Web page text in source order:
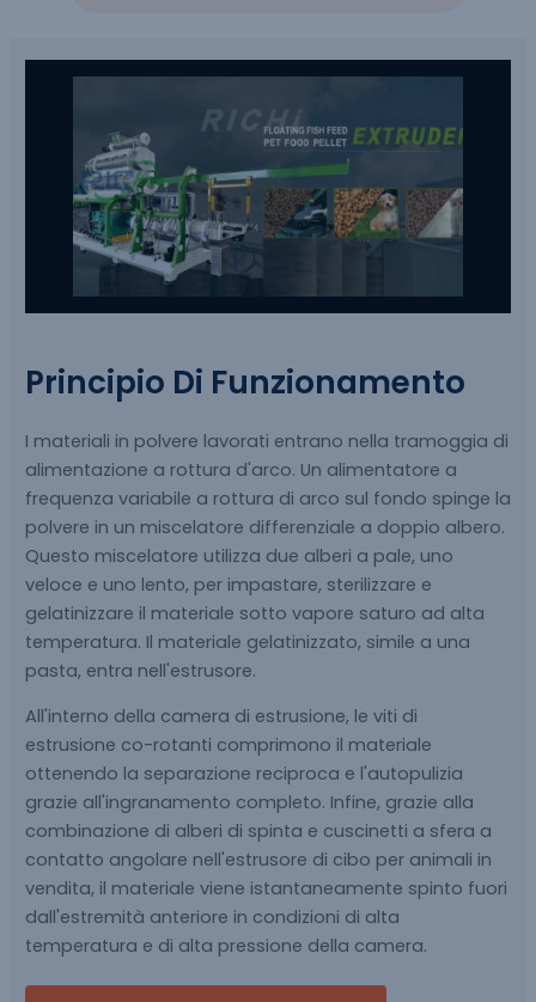
Principio Di Funzionamento
I materiali in polvere lavorati entrano nella tramoggia di
alimentazione a rottura d'arco. Un alimentatore a
frequenza variabile a rottura di arco sul fondo spinge la
polvere in un miscelatore differenziale a doppio albero.
Questo miscelatore utilizza due alberi a pale, uno
veloce e uno lento, per impastare, sterilizzare e
gelatinizzare il materiale sotto vapore saturo ad alta
temperatura. Il materiale gelatinizzato, simile a una
pasta, entra nell'estrusore.
All'interno della camera di estrusione, le viti di
estrusione co-rotanti comprimono il materiale
ottenendo la separazione reciproca e l'autopulizia
grazie all'ingranamento completo. Infine, grazie alla
combinazione di alberi di spinta e cuscinetti a sfera a
contatto angolare nell'estrusore di cibo per animali in
vendita, il materiale viene istantaneamente spinto fuori
dall'estremità anteriore in condizioni di alta
temperatura e di alta pressione della camera.